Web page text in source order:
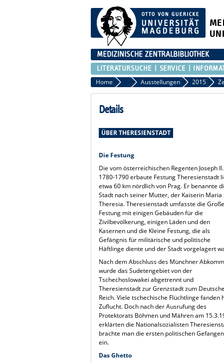
MEDIZINISCHE ZENTRALBIBLIOTHEK
LITERATURSUCHE SERVICE
Home Veranstaltungen
Ausstellungen 2015
Details
ÜBER THERESIENSTADT
Die Festung
Die vom österreichischen Regenten Joseph II.
1780-1790 erbaute Festung Theresienstadt
etwa 60 km nördlich von Prag. Er benannte
Stadt nach seiner Mutter, der Kaiserin Maria
Theresia. Theresienstadt umfasste die Große
Festung mit einigen Gebäuden für die
Zivilbevölkerung, einigen Läden und den
Kasernen und die Kleine Festung, die als
Gefängnis für militärische und politische
Häftlinge diente und der Stadt vorgelagert
Nach dem Abschluss des Münchner
wurde das Sudetengebiet von der
Tschechoslowakei abgetrennt und
Theresienstadt zur Grenzstadt zum
Reich. Viele tschechische Flüchtlinge fanden
Zuflucht. Doch nach der Ausrufung des
Protektorats Böhmen und Mähren am
erklärten die Nationalsozialisten
brachte man die ersten politischen
ein.
Das Ghetto